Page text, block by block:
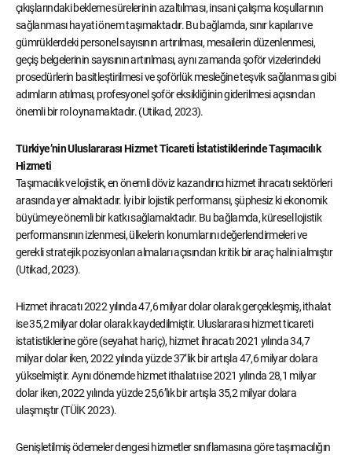
çıkışlarındaki bekleme sürelerinin azaltılması, insani çalışma koşullarının
sağlanması hayati önem taşımaktadır. Bu bağlamda, sınır kapıları ve
gümrüklerdeki personel sayısının artırılması, mesailerin düzenlenmesi,
geçiş belgelerinin sayısının artırılması, aynı zamanda şoför vizelerindeki
prosedürlerin basitleştirilmesi ve şoförlük mesleğine teşvik sağlanması gibi
adımların atılması, profesyonel şoför eksikliğinin giderilmesi açısından
önemli bir rol oynamaktadır. (Utikad, 2023).
Türkiye’nin Uluslararası Hizmet Ticareti İstatistiklerinde Taşımacılık
Hizmeti
Taşımacılık ve lojistik, en önemli döviz kazandırıcı hizmet ihracatı sektörleri
arasında yer almaktadır. İyi bir lojistik performansı, şüphesiz ki ekonomik
büyümeye önemli bir katkı sağlamaktadır. Bu bağlamda, küresel lojistik
performansının izlenmesi, ülkelerin konumlarını değerlendirmeleri ve
gerekli stratejik pozisyonları almaları açısından kritik bir araç halini almıştır
(Utikad, 2023).
Hizmet ihracatı 2022 yılında 47,6 milyar dolar olarak gerçekleşmiş, ithalat
ise 35,2 milyar dolar olarak kaydedilmiştir. Uluslararası hizmet ticareti
istatistiklerine göre (seyahat hariç), hizmet ihracatı 2021 yılında 34,7
milyar dolar iken, 2022 yılında yüzde 37’lik bir artışla 47,6 milyar dolara
yükselmiştir. Aynı dönemde hizmet ithalatı ise 2021 yılında 28,1 milyar
dolar iken, 2022 yılında yüzde 25,6’lık bir artışla 35,2 milyar dolara
ulaşmıştır (TÜİK 2023).
Genişletilmiş ödemeler dengesi hizmetler sınıflamasına göre taşımacılığın